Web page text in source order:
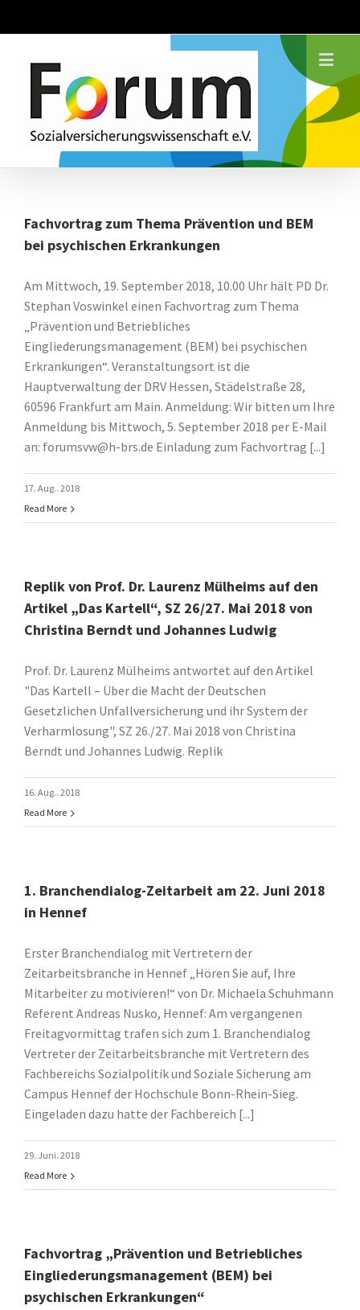
Fachvortrag zum Thema Prävention und BEM
bei psychischen Erkrankungen
Am Mittwoch, 19. September 2018, 10.00 Uhr hält PD Dr.
Stephan Voswinkel einen Fachvortrag zum Thema
„Prävention und Betriebliches
Eingliederungsmanagement (BEM) bei psychischen
Erkrankungen“. Veranstaltungsort ist die
Hauptverwaltung der DRV Hessen, Städelstraße 28,
60596 Frankfurt am Main. Anmeldung: Wir bitten um Ihre
Anmeldung bis Mittwoch, 5. September 2018 per E-Mail
an: forumsvw@h-brs.de Einladung zum Fachvortrag [...]
17. Aug.. 2018
Read More
Replik von Prof. Dr. Laurenz Mülheims auf den
Artikel „Das Kartell“, SZ 26/27. Mai 2018 von
Christina Berndt und Johannes Ludwig
Prof. Dr. Laurenz Mülheims antwortet auf den Artikel
"Das Kartell – Über die Macht der Deutschen
Gesetzlichen Unfallversicherung und ihr System der
Verharmlosung", SZ 26./27. Mai 2018 von Christina
Berndt und Johannes Ludwig. Replik
16. Aug.. 2018
Read More
1. Branchendialog-Zeitarbeit am 22. Juni 2018
in Hennef
Erster Branchendialog mit Vertretern der
Zeitarbeitsbranche in Hennef „Hören Sie auf, Ihre
Mitarbeiter zu motivieren!“ von Dr. Michaela Schuhmann
Referent Andreas Nusko, Hennef: Am vergangenen
Freitagvormittag trafen sich zum 1. Branchendialog
Vertreter der Zeitarbeitsbranche mit Vertretern des
Fachbereichs Sozialpolitik und Soziale Sicherung am
Campus Hennef der Hochschule Bonn-Rhein-Sieg.
Eingeladen dazu hatte der Fachbereich [...]
29. Juni. 2018
Read More
Fachvortrag „Prävention und Betriebliches
Eingliederungsmanagement (BEM) bei
psychischen Erkrankungen“